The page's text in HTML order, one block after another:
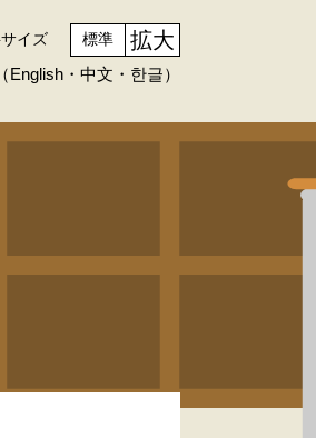
イズ 標準 拡大
English・中文・한글）